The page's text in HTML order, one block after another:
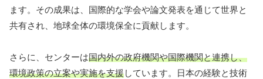
ます。その成果は、国際的な学会や論文発表を通じて世界と
共有され、地球全体の環境保全に貢献します。
さらに、センターは国内外の政府機関や国際機関と連携し、
環境政策の立案や実施を支援しています。日本の経験と技術